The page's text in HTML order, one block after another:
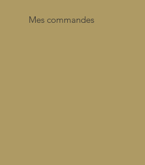
Mes commandes